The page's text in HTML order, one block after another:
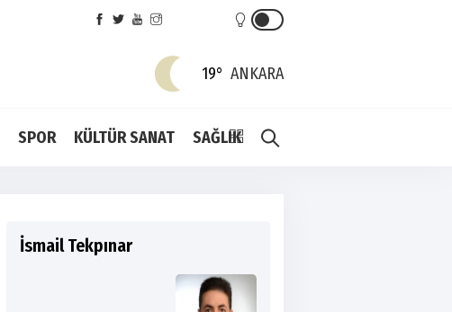
19° ANKARA
SPOR KÜLTÜR SANAT SAĞLIK
İsmail Tekpınar